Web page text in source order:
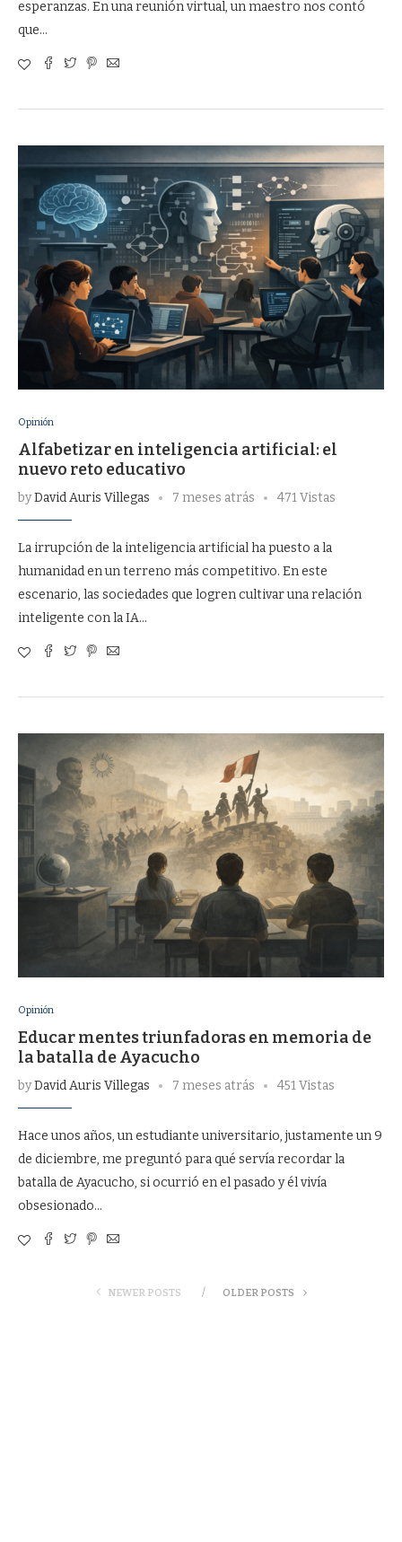
esperanzas. En una reunión virtual, un maestro nos contó
que…
Opinión
Alfabetizar en inteligencia artificial: el
nuevo reto educativo
byDavid Auris Villegas 7 meses atrás 471 Vistas
La irrupción de la inteligencia artificial ha puesto a la
humanidad en un terreno más competitivo. En este
escenario, las sociedades que logren cultivar una relación
inteligente con la IA…
Opinión
Educar mentes triunfadoras en memoria de
la batalla de Ayacucho
byDavid Auris Villegas 7 meses atrás 451 Vistas
Hace unos años, un estudiante universitario, justamente un 9
de diciembre, me preguntó para qué servía recordar la
batalla de Ayacucho, si ocurrió en el pasado y él vivía
obsesionado…
NEWER POSTS OLDER POSTS